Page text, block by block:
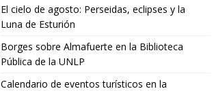
El cielo de agosto: Perseidas, eclipses y la
Luna de Esturión
Borges sobre Almafuerte en la Biblioteca
Pública de la UNLP
Calendario de eventos turísticos en la